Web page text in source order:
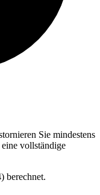
Sie mindestens
vollständige
berechnet.